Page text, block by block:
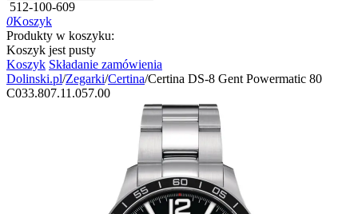
512-100-609
0Koszyk
Produkty w koszyku:
Koszyk jest pusty
Koszyk Składanie zamówienia
Dolinski.pl/Zegarki/Certina/Certina DS-8 Gent Powermatic 80
C033.807.11.057.00